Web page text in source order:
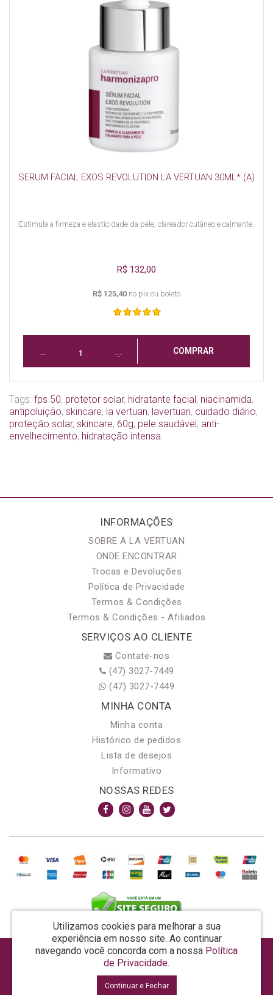
SERUM FACIAL EXOS REVOLUTION LA VERTUAN 30ML* (A)
Estimula a firmeza e elasticidade da pele, clareador cutâneo e calmante.
R$ 132,00
R$ 125,40 no pix ou boleto
COMPRAR
Tags: fps 50, protetor solar, hidratante facial , niacinamida,
antipoluição, skincare, la vertuan, lavertuan, cuidado diário,
proteção solar, skincare, 60g, pele saudável , anti-
envelhecimento, hidratação intensa.
INFORMAÇÕES
SOBRE A LA VERTUAN
ONDE ENCONTRAR
Trocas e Devoluções
Política de Privacidade
Termos & Condições
Termos & Condições - Afiliados
SERVIÇOS AO CLIENTE
Contate-nos
(47) 3027-7449
(47) 3027-7449
MINHA CONTA
Minha conta
Histórico de pedidos
Lista de desejos
Informativo
NOSSAS REDES
Utilizamos cookies para melhorar a sua
experiência em nosso site. Ao continuar
navegando você concorda com a nossa Política
de Privacidade.
Continuar e Fechar
AROMA & MAGIA MANUF DE PROD COSMECEUTICOS LTDA EPP - CNPJ: 81.362.295/0001-48
Rua da Prosperidade, 480 - Araquari - SC - CEP: 89245-000
La Vertuan © 2026